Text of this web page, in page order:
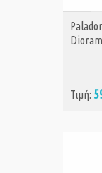
Τιμή: